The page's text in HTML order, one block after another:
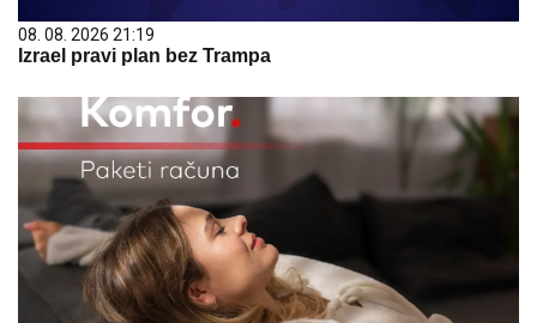
08. 08. 2026 21:19
Izrael pravi plan bez Trampa